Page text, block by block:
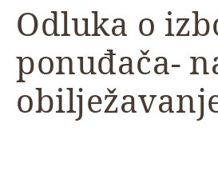
Odluka o
ponuđača-